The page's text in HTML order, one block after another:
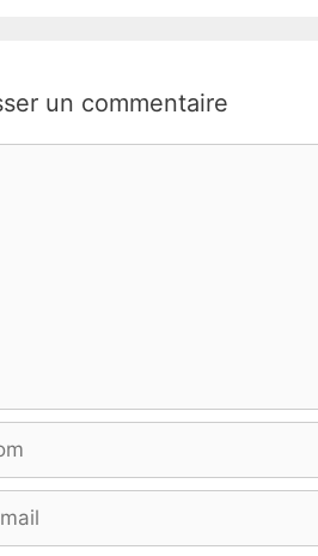
un commentaire